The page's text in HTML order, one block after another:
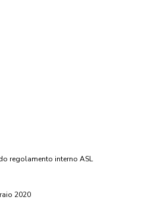
regolamento interno ASL
2020